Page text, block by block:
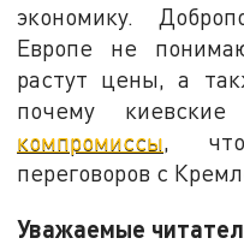
экономику.
Европе не
растут цены, а
почему киевские
компромиссы,
переговоров с
Уважаемые